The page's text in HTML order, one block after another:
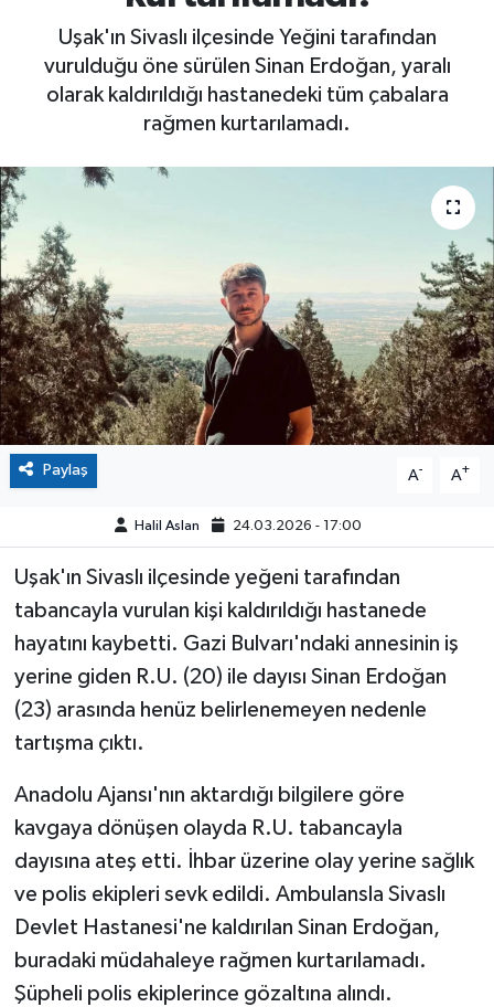
Uşak'ın Sivaslı ilçesinde Yeğini tarafından
vurulduğu öne sürülen Sinan Erdoğan, yaralı
olarak kaldırıldığı hastanedeki tüm çabalara
rağmen kurtarılamadı.
Paylaş A- A+
Halil Aslan 24.03.2026 - 17:00
Uşak'ın Sivaslı ilçesinde yeğeni tarafından
tabancayla vurulan kişi kaldırıldığı hastanede
hayatını kaybetti. Gazi Bulvarı'ndaki annesinin iş
yerine giden R.U. (20) ile dayısı Sinan Erdoğan
(23) arasında henüz belirlenemeyen nedenle
tartışma çıktı.
Anadolu Ajansı'nın aktardığı bilgilere göre
kavgaya dönüşen olayda R.U. tabancayla
dayısına ateş etti. İhbar üzerine olay yerine sağlık
ve polis ekipleri sevk edildi. Ambulansla Sivaslı
Devlet Hastanesi'ne kaldırılan Sinan Erdoğan,
buradaki müdahaleye rağmen kurtarılamadı.
Şüpheli polis ekiplerince gözaltına alındı.